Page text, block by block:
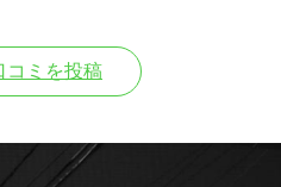
コミを投稿